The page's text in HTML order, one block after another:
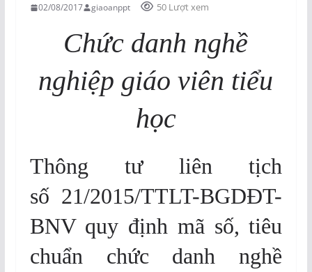
02/08/2017 giaoanppt 50 Lượt xem
Chức danh nghề
nghiệp giáo viên tiểu
học
Thông tư liên tịch
số 21/2015/TTLT-BGDĐT-
BNV quy định mã số, tiêu
chuẩn chức danh nghề